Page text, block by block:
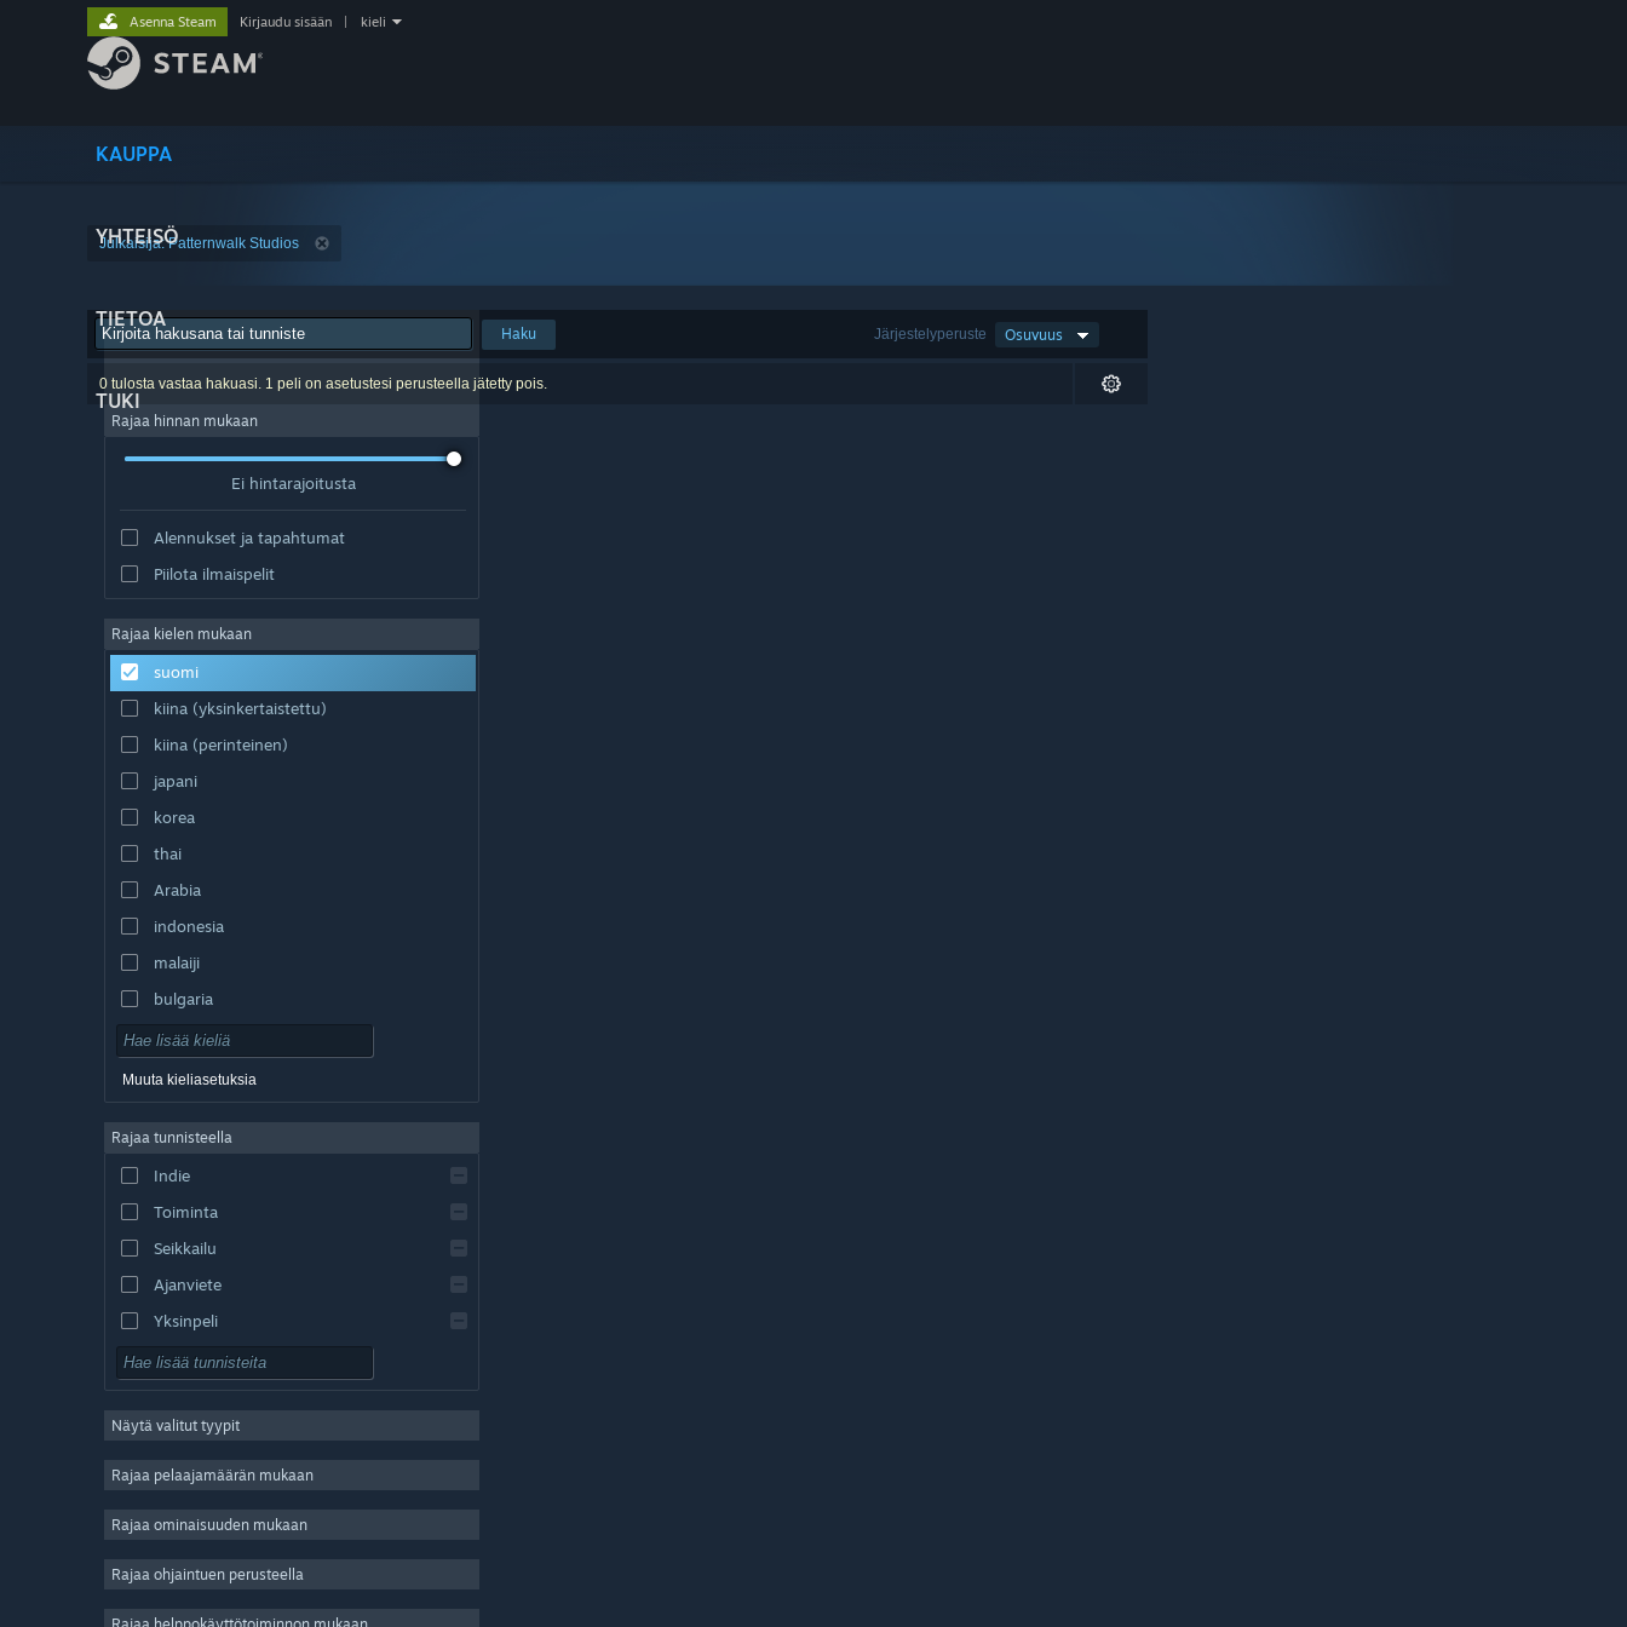
KAUPPA
YHTEISÖ
TIETOA
TUKI
Asenna Steam Kirjaudu sisään kieli
Julkaisija: Patternwalk Studios
Järjestelyperuste Osuvuus
Haku
0 tulosta vastaa hakuasi. 1 peli on asetustesi perusteella jätetty pois.
Rajaa hinnan mukaan
Ei hintarajoitusta
Alennukset ja tapahtumat
Piilota ilmaispelit
Rajaa kielen mukaan
suomi
kiina (yksinkertaistettu)
kiina (perinteinen)
japani
korea
thai
Arabia
indonesia
malaiji
bulgaria
tšekki
tanska
englanti
espanja – Espanja
espanja – Lat. Am.
Muuta kieliasetuksia
Rajaa tunnisteella
Indie
Toiminta
Seikkailu
Ajanviete
Yksinpeli
Simulaatio
Strategia
2D
Pelaa ilmaiseksi
Näytä valitut tyypit
Rajaa pelaajamäärän mukaan
Rajaa ominaisuuden mukaan
Rajaa ohjaintuen perusteella